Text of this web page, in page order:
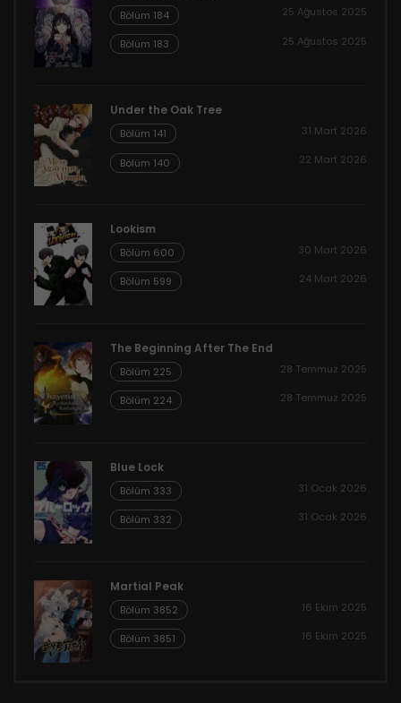
Bölüm 184 25 Ağustos 2025
Bölüm 183 25 Ağustos 2025
Under the Oak Tree
Bölüm 141 31 Mart 2026
Bölüm 140 22 Mart 2026
Lookism
Bölüm 600 30 Mart 2026
Bölüm 599 24 Mart 2026
The Beginning After The End
Bölüm 225 28 Temmuz 2025
Bölüm 224 28 Temmuz 2025
Blue Lock
Bölüm 333 31 Ocak 2026
Bölüm 332 31 Ocak 2026
Martial Peak
Bölüm 3852 16 Ekim 2025
Bölüm 3851 16 Ekim 2025